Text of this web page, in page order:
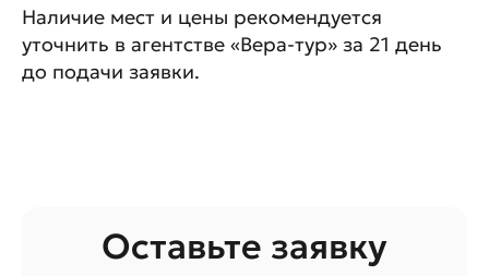
Наличие мест и цены рекомендуется
уточнить в агентстве «Вера-тур» за 21 день
до подачи заявки.
Оставьте заявку